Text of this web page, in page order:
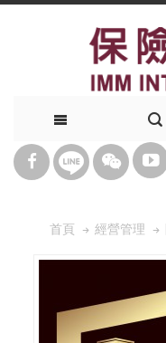
首頁 經營管理